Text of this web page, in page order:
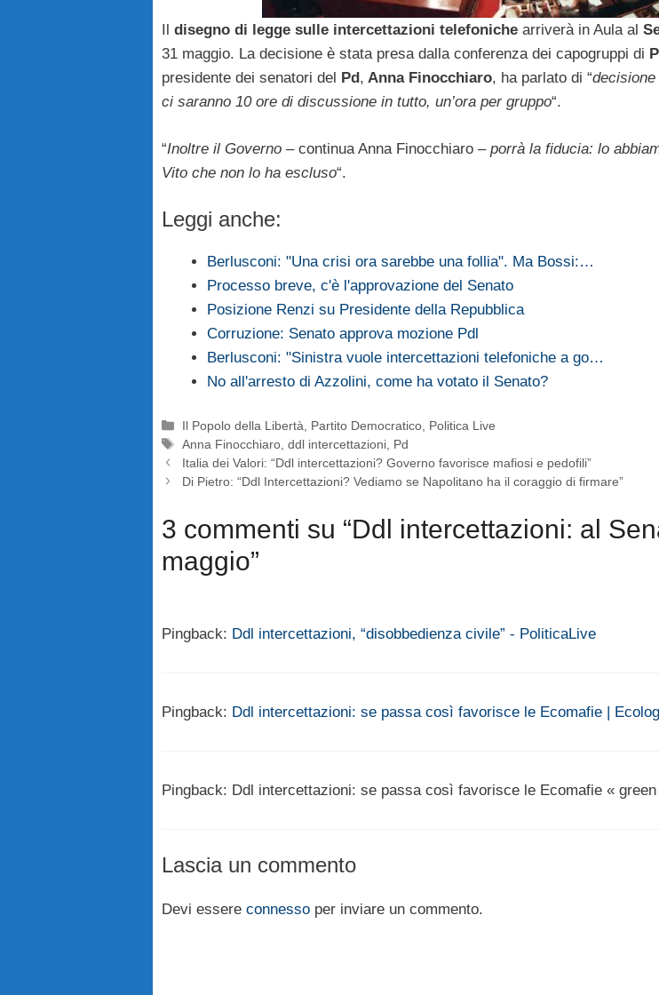
disegno di legge sulle intercettazioni telefoniche arriverà in Aula al
31 maggio. La decisione è stata presa dalla conferenza dei capogruppi di
presidente dei senatori del
Pd , Anna Finocchiaro, ha parlato di “
ci saranno 10 ore di discussione in tutto, un’ora per gruppo“.
“Inoltre il Governo –continua Anna Finocchiaro – porrà la fiducia: lo
Vito che non lo ha escluso“.
Leggi anche:
Berlusconi: "Una crisi ora sarebbe una follia". Ma Bossi:…
Processo breve, c'è l'approvazione del Senato
Posizione Renzi su Presidente della Repubblica
Corruzione: Senato approva mozione Pdl
Berlusconi: "Sinistra vuole intercettazioni telefoniche a go…
No all'arresto di Azzolini, come ha votato il Senato?
Categorie
Il Popolo della Libertà Partito Democratico Politica Live
Tag
Anna Finocchiaro ,ddl intercettazioni Pd
Italia dei Valori: “Ddl intercettazioni? Governo favorisce mafiosi e pedofili”
Di Pietro: “Ddl Intercettazioni? Vediamo se Napolitano ha il coraggio di firmare”
3 commenti su “Ddl intercettazioni: al
maggio”
Pingback: Ddl intercettazioni, “disobbedienza civile” - PoliticaLive
Pingback: Ddl intercettazioni: se passa così favorisce le Ecomafie |
Pingback: Ddl intercettazioni: se passa così favorisce le Ecomafie «
Lascia un commento
Devi essere connesso per inviare un commento.